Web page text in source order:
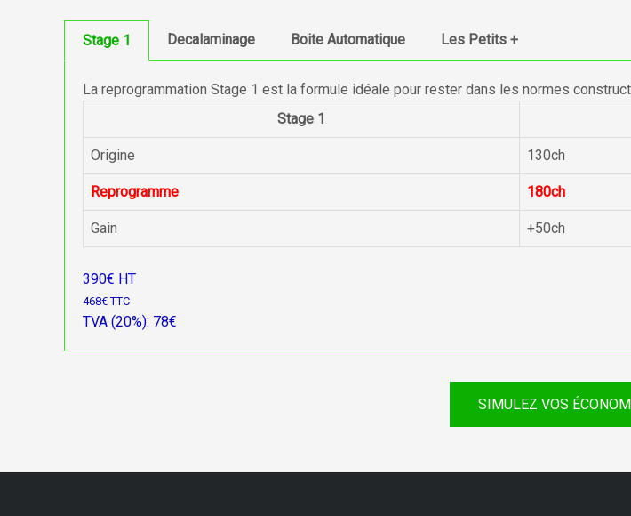
Stage 1 Decalaminage Boite Automatique Les Petits +
La reprogrammation Stage 1 est la formule idéale pour rester dans les normes
Stage 1
Origine 130ch
Reprogramme 180ch
Gain +50ch
390€ HT
468€ TTC
TVA (20%): 78€
SIMULEZ VOS